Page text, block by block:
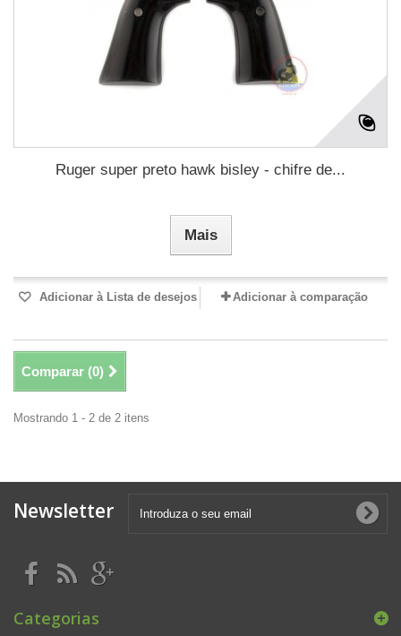
Ruger super preto hawk bisley - chifre de...
Mais
Adicionar à Lista de desejos Adicionar à comparação
Comparar (0)
Mostrando 1 - 2 de 2 itens
Newsletter
Categorias